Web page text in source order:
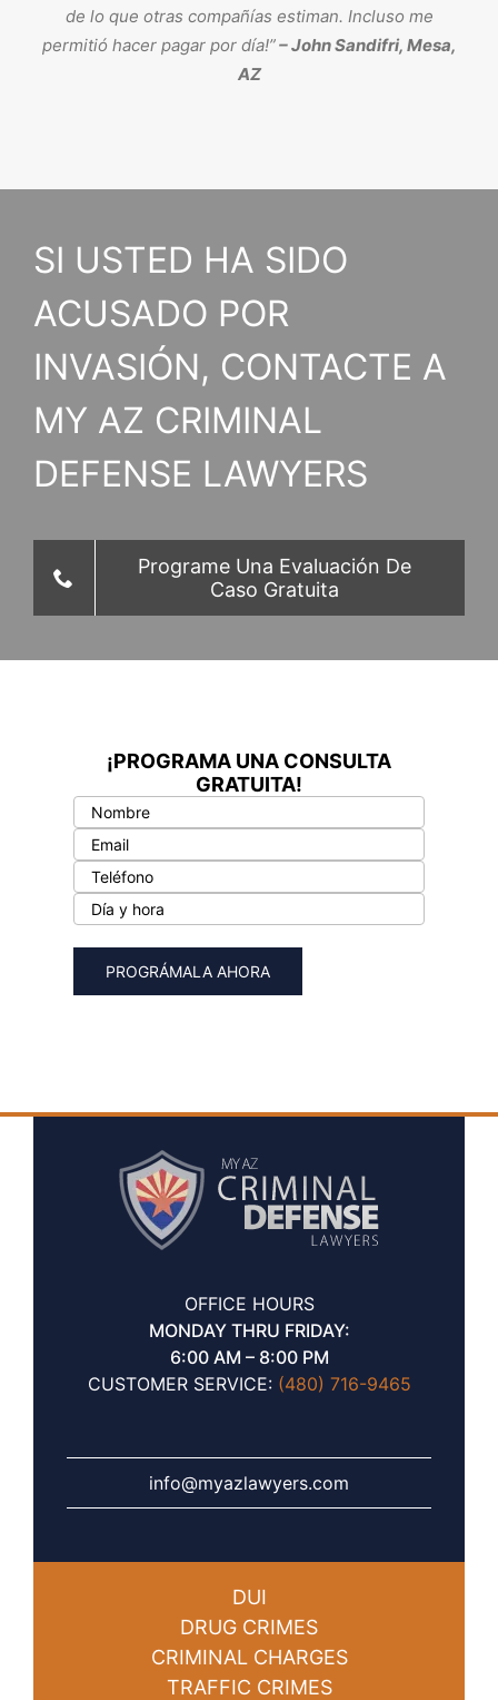
de lo que otras compañías estiman. Incluso me
permitió hacer pagar por día!”– John Sandifri, Mesa,
AZ
SI USTED HA SIDO
ACUSADO POR
INVASIÓN, CONTACTE A
MY AZ CRIMINAL
DEFENSE LAWYERS
Programe Una Evaluación De
Caso Gratuita
¡PROGRAMA UNA CONSULTA
GRATUITA!
OFFICE HOURS
MONDAY THRU FRIDAY:
6:00 AM – 8:00 PM
CUSTOMER SERVICE: (480) 716-9465
info@myazlawyers.com
DUI
DRUG CRIMES
CRIMINAL CHARGES
TRAFFIC CRIMES